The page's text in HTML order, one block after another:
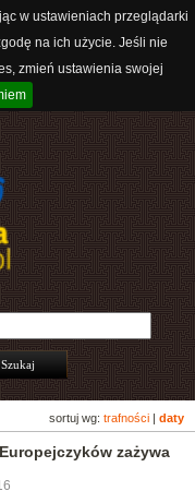
w ustawieniach przeglądarki
na ich użycie. Jeśli nie
zmień ustawienia swojej
sortuj wg: trafności daty
zażywa